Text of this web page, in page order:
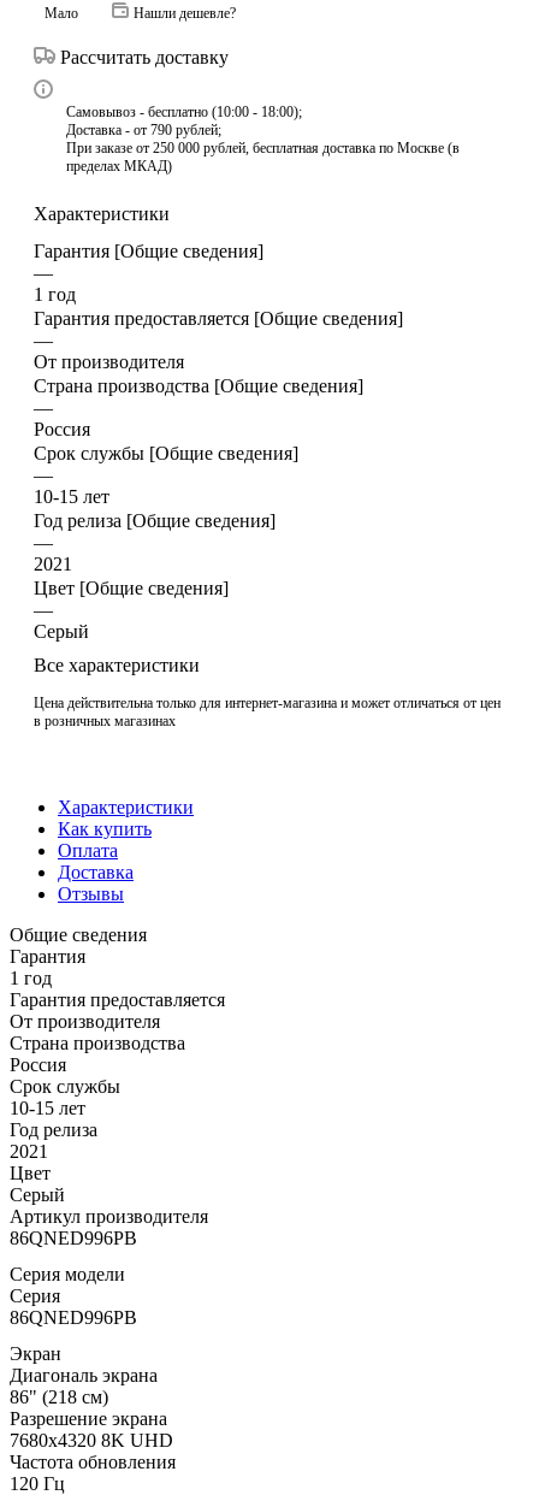
Мало Нашли дешевле?
Рассчитать доставку
Самовывоз - бесплатно (10:00 - 18:00);
Доставка - от 790 рублей;
При заказе от 250 000 рублей, бесплатная доставка по Москве (в
пределах МКАД)
Характеристики
Гарантия [Общие сведения]
—
1 год
Гарантия предоставляется [Общие сведения]
—
От производителя
Страна производства [Общие сведения]
—
Россия
Срок службы [Общие сведения]
—
10-15 лет
Год релиза [Общие сведения]
—
2021
Цвет [Общие сведения]
—
Серый
Все характеристики
Цена действительна только для интернет-магазина и может отличаться от цен
в розничных магазинах
Характеристики
Как купить
Оплата
Доставка
Отзывы
Общие сведения
Гарантия
1 год
Гарантия предоставляется
От производителя
Страна производства
Россия
Срок службы
10-15 лет
Год релиза
2021
Цвет
Серый
Артикул производителя
86QNED996PB
Серия модели
Серия
86QNED996PB
Экран
Диагональ экрана
86" (218 см)
Разрешение экрана
7680x4320 8K UHD
Частота обновления
120 Гц